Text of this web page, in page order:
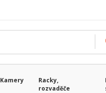
Kamery
Racky,
rozvaděče